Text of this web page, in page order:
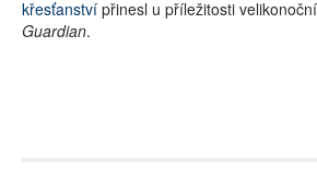
křesťanství přinesl u příležitosti
Guardian.